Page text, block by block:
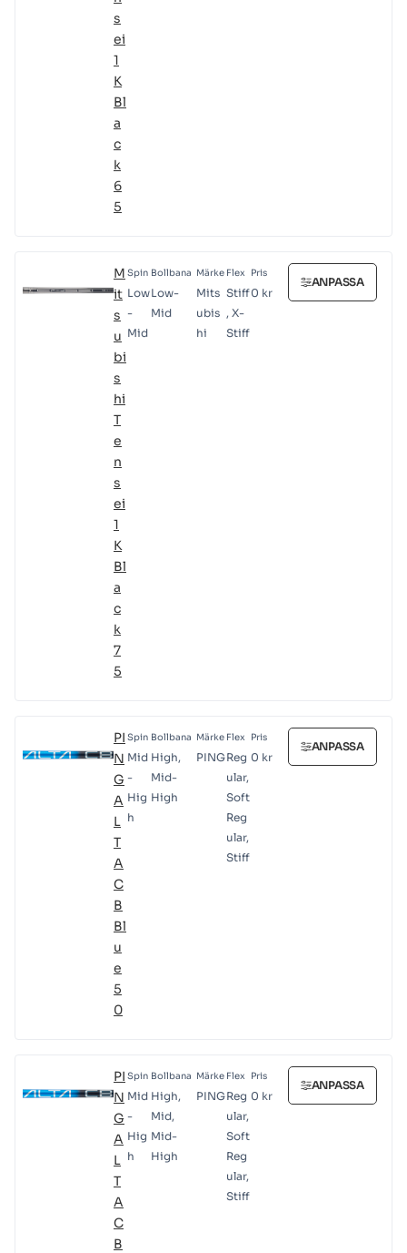
s
ei
1
K
Bl
a
c
k
6
5
M
it
s
u
bi
s
hi
T
e
n
s
ei
1
K
Bl
a
c
k
7
5
Spin
Low
-
Mid
Bollbana
Low-
Mid
Märke
Mits
ubis
hi
Flex
Stiff
, X-
Stiff
Pris
0 kr
ANPASSA
PI
N
G
A
L
T
A
C
B
Bl
u
e
5
0
Spin
Mid
-
Hig
h
Bollbana
High,
Mid-
High
Märke
PING
Flex
Reg
ular,
Soft
Reg
ular,
Stiff
Pris
0 kr
ANPASSA
PI
N
G
A
L
T
A
C
B
Spin
Mid
-
Hig
h
Bollbana
High,
Mid,
Mid-
High
Märke
PING
Flex
Reg
ular,
Soft
Reg
ular,
Stiff
Pris
0 kr
ANPASSA